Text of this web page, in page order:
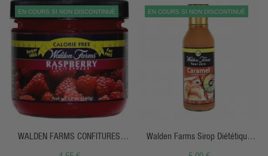
EN COURS SI NON DISCONTINUÉ
WALDEN FARMS CONFITURES
Sans Sucre
EN COURS SI NON DISCONTINUÉ
APERÇU RAPIDE
Walden Farms Sirop Diététique
350ml